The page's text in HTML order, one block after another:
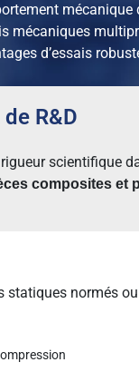
mécaniques
d’essais
R&D
scientifique
composites et
normés